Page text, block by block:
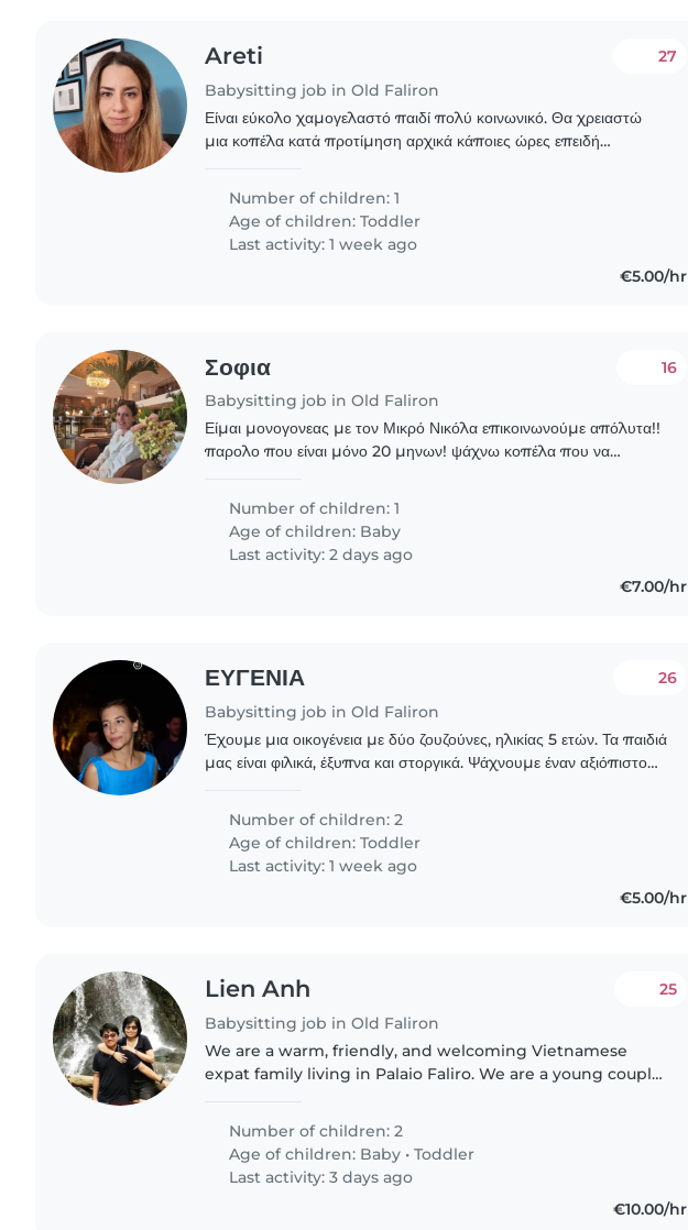
Areti
Babysitting job in Old Faliron
27
Είναι εύκολο χαμογελαστό παιδί πολύ κοινωνικό. Θα χρειαστώ
μια κοπέλα κατά προτίμηση αρχικά κάποιες ώρες επειδή
Number of children: 1
Age of children:Toddler
Last activity: 1 week ago
€5.00/hr
Σοφια
Babysitting job in Old Faliron
16
Είμαι μονογονεας με τον Μικρό Νικόλα επικοινωνούμε απόλυτα!!
παρολο που είναι μόνο 20 μηνων! ψάχνω κοπέλα που να
Number of children: 1
Age of children: Baby
Last activity: 2 days ago
€7.00/hr
ΕΥΓΕΝΙΑ
Babysitting job in Old Faliron
26
Έχουμε μια οικογένεια με δύο ζουζούνες, ηλικίας 5 ετών. Τα παιδιά
μας είναι φιλικά, έξυπνα και στοργικά. Ψάχνουμε έναν αξιόπιστο
Number of children: 2
Age of children:Toddler
Last activity: 1 week ago
€5.00/hr
Lien Anh
Babysitting job in Old Faliron
25
We are a warm, friendly, and welcoming Vietnamese
expat family living in Palaio Faliro. We are a young couple
year-old daughter..
Number of children: 2
Age of children: Baby •Toddler
Last activity: 3 days ago
€10.00/hr